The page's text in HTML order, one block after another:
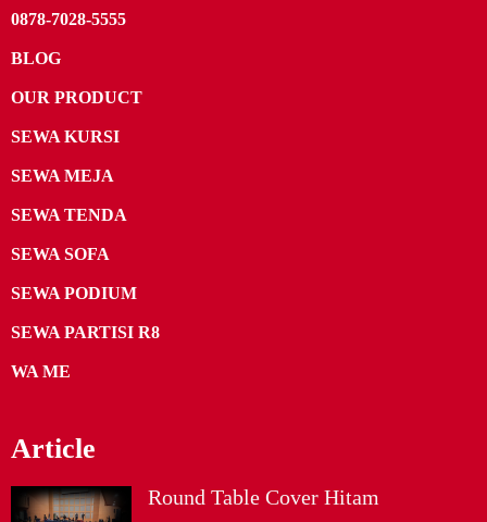
0878-7028-5555
BLOG
OUR PRODUCT
SEWA KURSI
SEWA MEJA
SEWA TENDA
SEWA SOFA
SEWA PODIUM
SEWA PARTISI R8
WA ME
Article
Round Table Cover Hitam